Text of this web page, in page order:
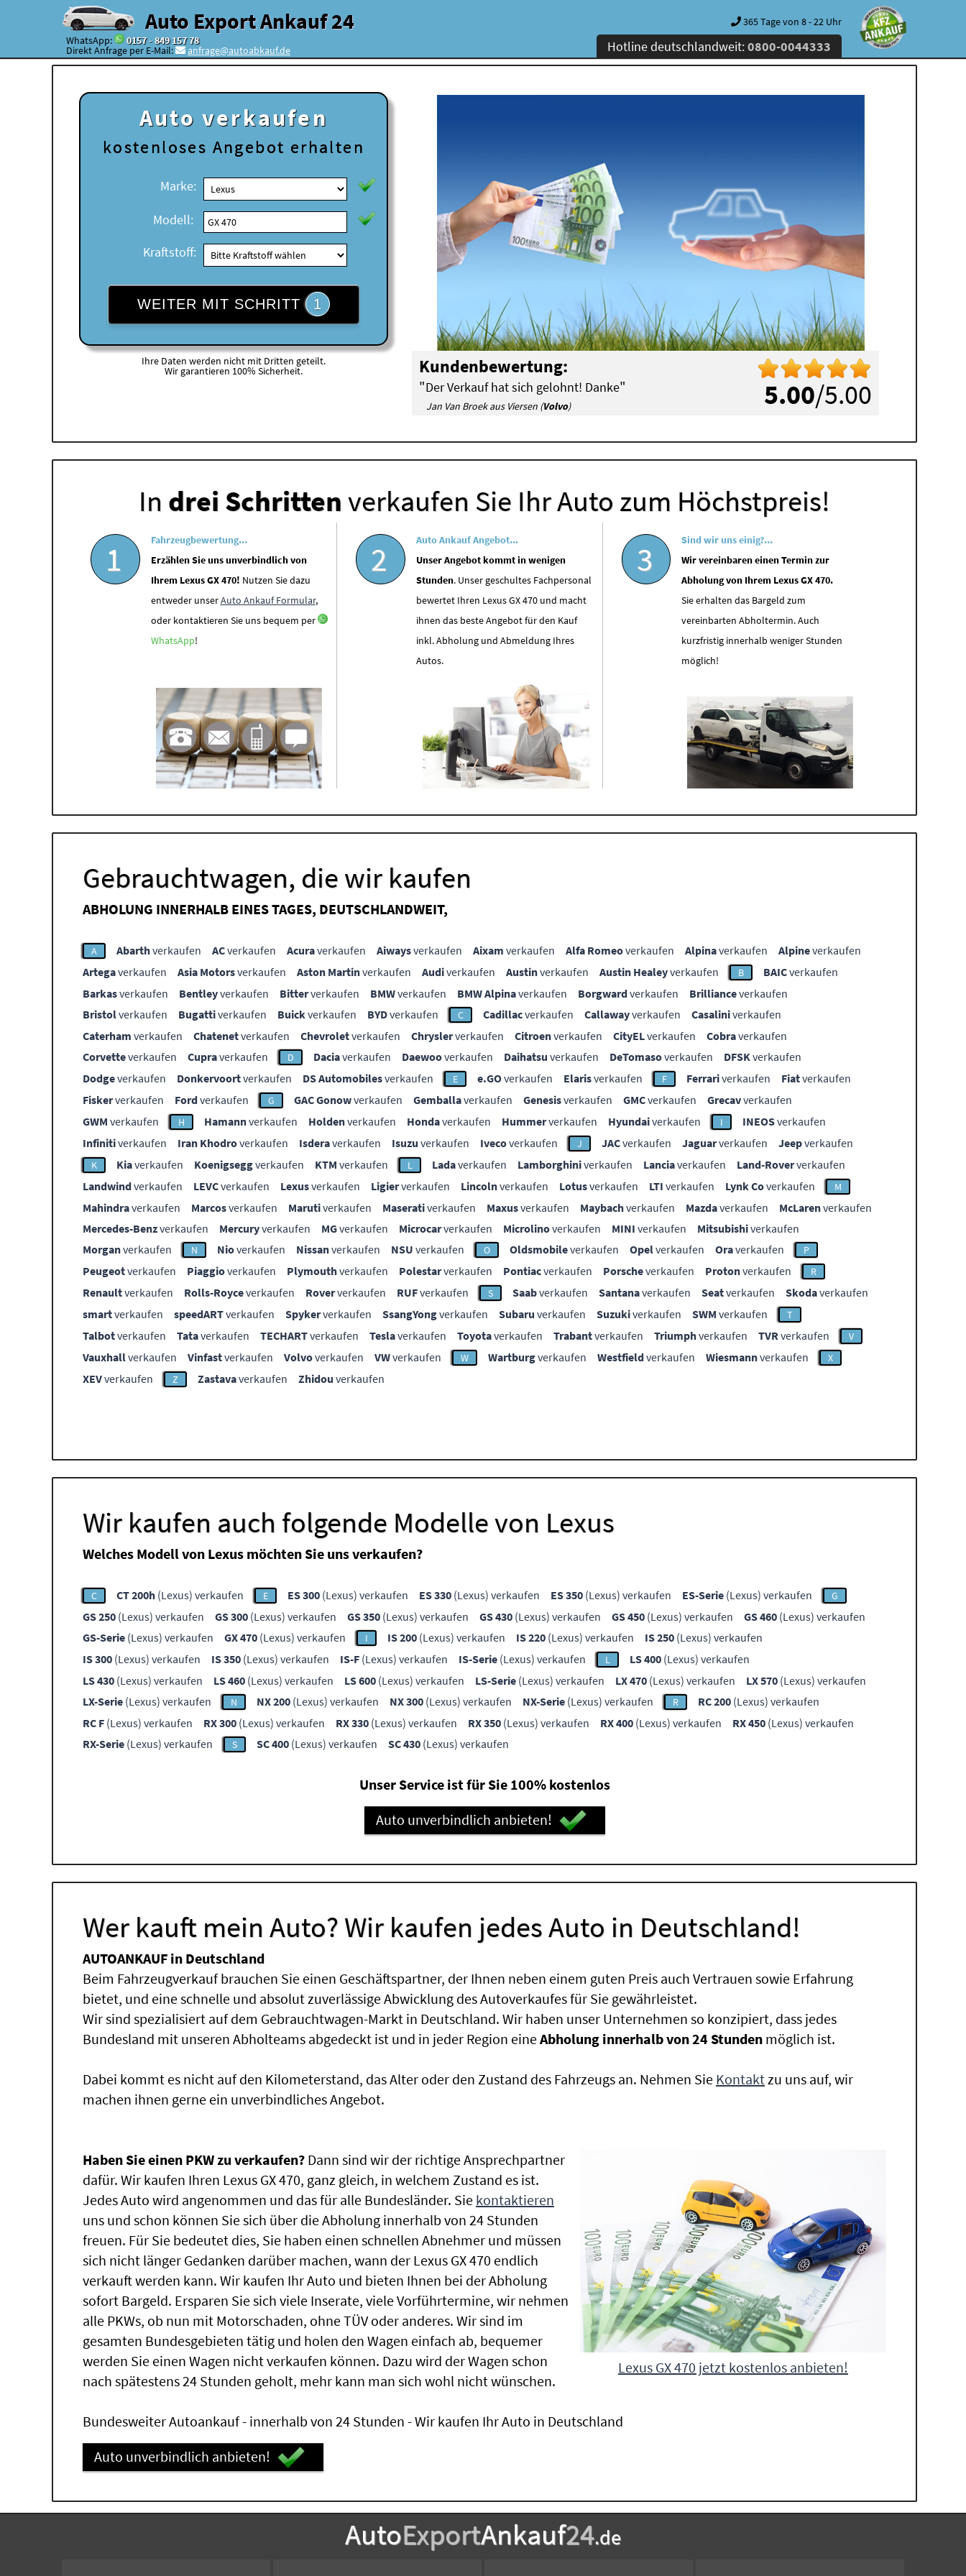
Auto Export Ankauf 24
WhatsApp: 0157 - 849 157 78
Direkt Anfrage per E-Mail: anfrage@autoabkauf.de
365 Tage von 8 - 22 Uhr
Hotline deutschlandweit:0800-0044333
Auto verkaufen
kostenloses Angebot erhalten
Marke:
Modell:
Kraftstoff:
WEITER MIT SCHRITT 1
Ihre Daten werden nicht mit Dritten geteilt.
Wir garantieren 100% Sicherheit.
5.00/5.00
Kundenbewertung:
"Der Verkauf hat sich gelohnt! Danke"
Jan Van Broek aus Viersen (Volvo)
In drei Schrittenverkaufen Sie Ihr Auto zum Höchstpreis!
1
Fahrzeugbewertung...
Erzählen Sie uns unverbindlich von
Ihrem Lexus GX 470! Nutzen Sie dazu
entweder unserAuto Ankauf Formular,
oder kontaktieren Sie uns bequem per
WhatsApp!
2
Auto Ankauf Angebot...
Unser Angebot kommt in wenigen
Stunden. Unser geschultes Fachpersonal
bewertet Ihren Lexus GX 470 und macht
ihnen das beste Angebot für den Kauf
inkl. Abholung und Abmeldung Ihres
Autos.
3
Sind wir uns einig?...
Wir vereinbaren einen Termin zur
Abholung von Ihrem Lexus GX 470.
Sie erhalten das Bargeld zum
vereinbarten Abholtermin. Auch
kurzfristig innerhalb weniger Stunden
möglich!
Gebrauchtwagen, die wir kaufen
ABHOLUNG INNERHALB EINES TAGES, DEUTSCHLANDWEIT,
A Abarthverkaufen ACverkaufen Acuraverkaufen Aiwaysverkaufen Aixam verkaufen Alfa Romeoverkaufen Alpinaverkaufen Alpineverkaufen
Artegaverkaufen Asia Motorsverkaufen Aston Martinverkaufen Audiverkaufen Austinverkaufen Austin Healeyverkaufen B BAICverkaufen
Barkasverkaufen Bentleyverkaufen Bitterverkaufen BMWverkaufen BMW Alpinaverkaufen Borgwardverkaufen Brillianceverkaufen
Bristolverkaufen Bugattiverkaufen Buickverkaufen BYDverkaufen C Cadillacverkaufen Callawayverkaufen Casaliniverkaufen
Caterham verkaufen Chatenetverkaufen Chevroletverkaufen Chryslerverkaufen Citroenverkaufen CityELverkaufen Cobraverkaufen
Corvetteverkaufen Cupraverkaufen D Daciaverkaufen Daewooverkaufen Daihatsu verkaufen DeTomasoverkaufen DFSKverkaufen
Dodgeverkaufen Donkervoortverkaufen DS Automobilesverkaufen E e.GOverkaufen Elarisverkaufen F Ferrariverkaufen Fiatverkaufen
Fiskerverkaufen Fordverkaufen G GAC Gonowverkaufen Gemballaverkaufen Genesisverkaufen GMCverkaufen Grecavverkaufen
GWM verkaufen H Hamannverkaufen Holdenverkaufen Hondaverkaufen Hummerverkaufen Hyundaiverkaufen I INEOSverkaufen
Infinitiverkaufen Iran Khodroverkaufen Isderaverkaufen Isuzu verkaufen Ivecoverkaufen J JACverkaufen Jaguarverkaufen Jeepverkaufen
K Kiaverkaufen Koenigseggverkaufen KTM verkaufen L Ladaverkaufen Lamborghiniverkaufen Lanciaverkaufen Land-Roververkaufen
Landwindverkaufen LEVCverkaufen Lexusverkaufen Ligierverkaufen Lincolnverkaufen Lotusverkaufen LTI verkaufen Lynk Coverkaufen M
Mahindraverkaufen Marcosverkaufen Marutiverkaufen Maserativerkaufen Maxusverkaufen Maybachverkaufen Mazdaverkaufen McLarenverkaufen
Mercedes-Benzverkaufen Mercuryverkaufen MGverkaufen Microcarverkaufen Microlinoverkaufen MINI verkaufen Mitsubishiverkaufen
Morganverkaufen N Nioverkaufen Nissanverkaufen NSU verkaufen O Oldsmobileverkaufen Opelverkaufen Oraverkaufen P
Peugeotverkaufen Piaggioverkaufen Plymouthverkaufen Polestarverkaufen Pontiacverkaufen Porscheverkaufen Protonverkaufen R
Renaultverkaufen Rolls-Royceverkaufen Roververkaufen RUFverkaufen S Saabverkaufen Santanaverkaufen Seatverkaufen Skodaverkaufen
smartverkaufen speedARTverkaufen Spykerverkaufen SsangYongverkaufen Subaru verkaufen Suzukiverkaufen SWM verkaufen T
Talbotverkaufen Tataverkaufen TECHARTverkaufen Teslaverkaufen Toyotaverkaufen Trabantverkaufen Triumphverkaufen TVRverkaufen V
Vauxhallverkaufen Vinfastverkaufen Volvoverkaufen VWverkaufen W Wartburgverkaufen Westfieldverkaufen Wiesmannverkaufen X
XEVverkaufen Z Zastavaverkaufen Zhidou verkaufen
Wir kaufen auch folgende Modelle von Lexus
Welches Modell von Lexus möchten Sie uns verkaufen?
C CT 200h (Lexus) verkaufen E ES 300 (Lexus) verkaufen ES 330 (Lexus) verkaufen ES 350 (Lexus) verkaufen ES-Serie (Lexus) verkaufen G
GS 250 (Lexus) verkaufen GS 300 (Lexus) verkaufen GS 350 (Lexus) verkaufen GS 430 (Lexus) verkaufen GS 450 (Lexus) verkaufen GS 460 (Lexus) verkaufen
GS-Serie (Lexus) verkaufen GX 470 (Lexus) verkaufen I IS 200 (Lexus) verkaufen IS 220 (Lexus) verkaufen IS 250 (Lexus) verkaufen
IS 300 (Lexus) verkaufen IS 350 (Lexus) verkaufen IS-F (Lexus) verkaufen IS-Serie (Lexus) verkaufen L LS 400 (Lexus) verkaufen
LS 430 (Lexus) verkaufen LS 460 (Lexus) verkaufen LS 600 (Lexus) verkaufen LS-Serie (Lexus) verkaufen LX 470 (Lexus) verkaufen LX 570 (Lexus) verkaufen
LX-Serie (Lexus) verkaufen N NX 200 (Lexus) verkaufen NX 300 (Lexus) verkaufen NX-Serie (Lexus) verkaufen R RC 200 (Lexus) verkaufen
RC F (Lexus) verkaufen RX 300 (Lexus) verkaufen RX 330 (Lexus) verkaufen RX 350 (Lexus) verkaufen RX 400 (Lexus) verkaufen RX 450 (Lexus) verkaufen
RX-Serie (Lexus) verkaufen S SC 400 (Lexus) verkaufen SC 430 (Lexus) verkaufen
Unser Service ist für Sie 100% kostenlos
Auto unverbindlich anbieten!
Wer kauft mein Auto? Wir kaufen jedes Auto in Deutschland!
AUTOANKAUF in Deutschland
Beim Fahrzeugverkauf brauchen Sie einen Geschäftspartner, der Ihnen neben einem guten Preis auch Vertrauen sowie Erfahrung
bietet, und eine schnelle und absolut zuverlässige Abwicklung des Autoverkaufes für Sie gewährleistet.
Wir sind spezialisiert auf dem Gebrauchtwagen-Markt in Deutschland. Wir haben unser Unternehmen so konzipiert, dass jedes
Bundesland mit unseren Abholteams abgedeckt ist und in jeder Region eineAbholung innerhalb von 24 Stunden möglich ist.
Dabei kommt es nicht auf den Kilometerstand, das Alter oder den Zustand des Fahrzeugs an. Nehmen Sie Kontaktzu uns auf, wir
machen ihnen gerne ein unverbindliches Angebot.
Lexus GX 470 jetzt kostenlos anbieten!
Haben Sie einen PKW zu verkaufen? Dann sind wir der richtige Ansprechpartner
dafür. Wir kaufen Ihren Lexus GX 470, ganz gleich, in welchem Zustand es ist.
Jedes Auto wird angenommen und das für alle Bundesländer. Sie kontaktieren
uns und schon können Sie sich über die Abholung innerhalb von 24 Stunden
freuen. Für Sie bedeutet dies, Sie haben einen schnellen Abnehmer und müssen
sich nicht länger Gedanken darüber machen, wann der Lexus GX 470 endlich
verkauft werden kann. Wir kaufen Ihr Auto und bieten Ihnen bei der Abholung
sofort Bargeld. Ersparen Sie sich viele Inserate, viele Vorführtermine, wir nehmen
alle PKWs, ob nun mit Motorschaden, ohne TÜV oder anderes. Wir sind im
gesamten Bundesgebieten tätig und holen den Wagen einfach ab, bequemer
werden Sie einen Wagen nicht verkaufen können. Dazu wird der Wagen schon
nach spätestens 24 Stunden geholt, mehr kann man sich wohl nicht wünschen.
Bundesweiter Autoankauf - innerhalb von 24 Stunden - Wir kaufen Ihr Auto in Deutschland
Auto unverbindlich anbieten!
AutoExportAnkauf24.de